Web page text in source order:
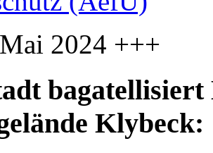
2024 +++
Klybeck: